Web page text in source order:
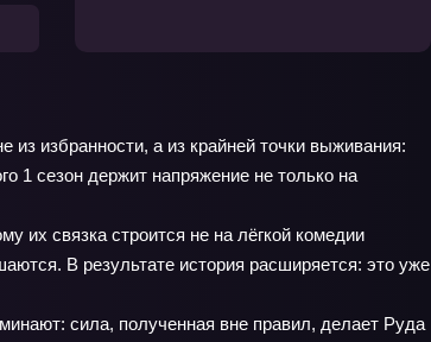
из избранности, а из крайней точки выживания:
1 сезон держит напряжение не только на
их связка строится не на лёгкой комедии
В результате история расширяется: это уже
сила, полученная вне правил, делает Руда